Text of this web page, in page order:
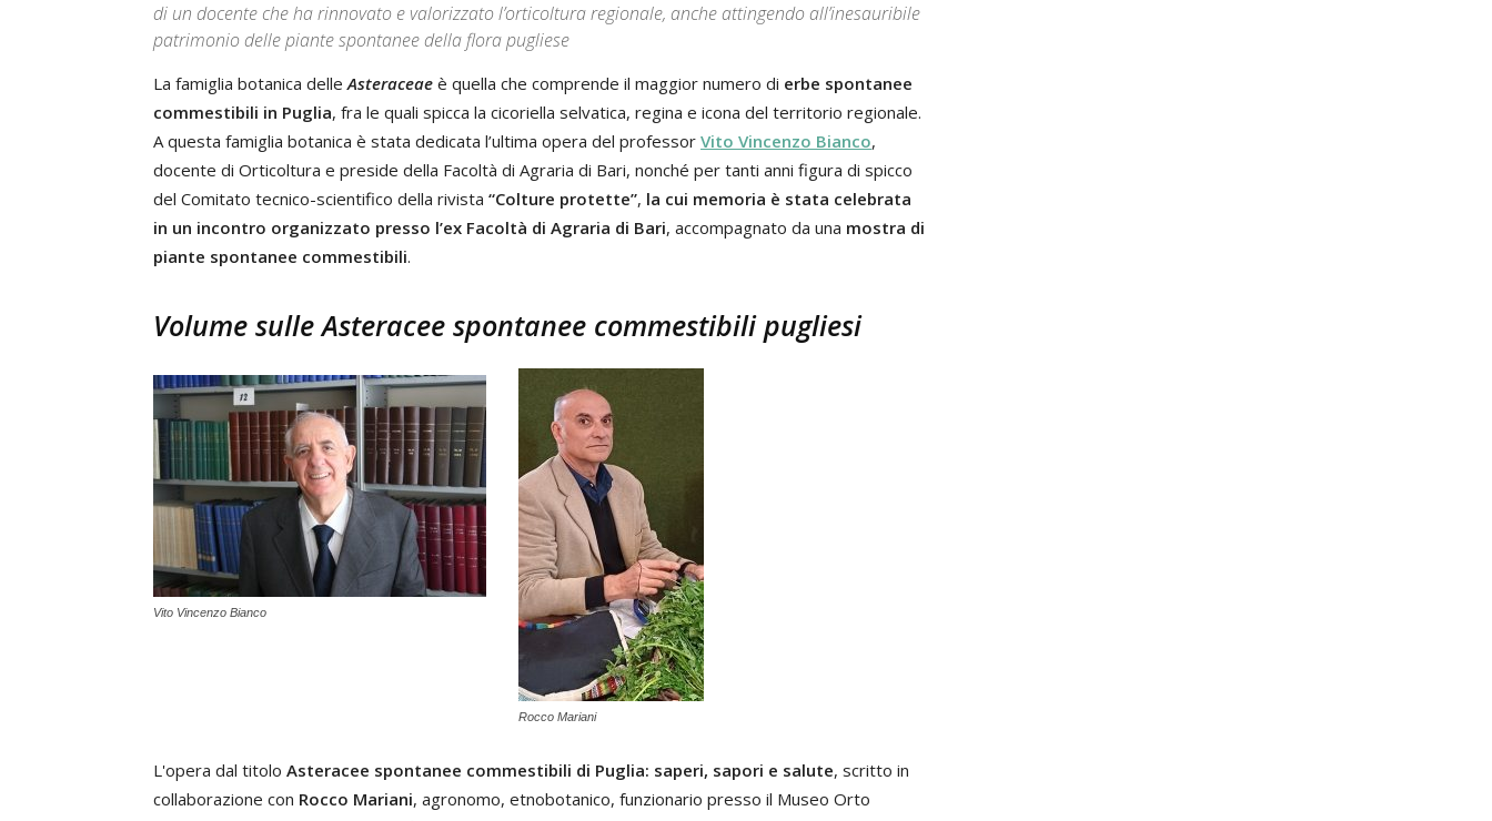
di un docente che ha rinnovato e valorizzato l’orticoltura regionale, anche attingendo all’inesauribile
patrimonio delle piante spontanee della flora pugliese
La famiglia botanica delleAsteraceae è quella che comprende il maggior numero di erbe spontanee
commestibili in Puglia, fra le quali spicca la cicoriella selvatica, regina e icona del territorio regionale.
A questa famiglia botanica è stata dedicata l’ultima opera del professor Vito Vincenzo Bianco,
docente di Orticoltura e preside della Facoltà di Agraria di Bari, nonché per tanti anni figura di spicco
del Comitato tecnico-scientifico della rivista “Colture protette”, la cui memoria è stata celebrata
in un incontro organizzato presso l’ex Facoltà di Agraria di Bari, accompagnato da una mostra di
piante spontanee commestibili.
Volume sulle Asteracee spontanee commestibili pugliesi
Vito Vincenzo Bianco
Rocco Mariani
L'opera dal titolo Asteracee spontanee commestibili di Puglia: saperi, sapori e salute, scritto in
collaborazione con Rocco Mariani, agronomo, etnobotanico, funzionario presso il Museo Orto